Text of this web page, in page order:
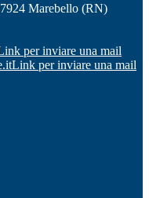
Marebello (RN)
per inviare una mail
Link per inviare una mail